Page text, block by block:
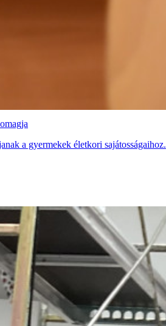
a gyermekek életkori sajátosságaihoz.